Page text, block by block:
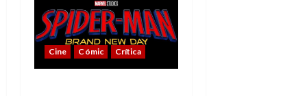
Cine Cómic Crítica